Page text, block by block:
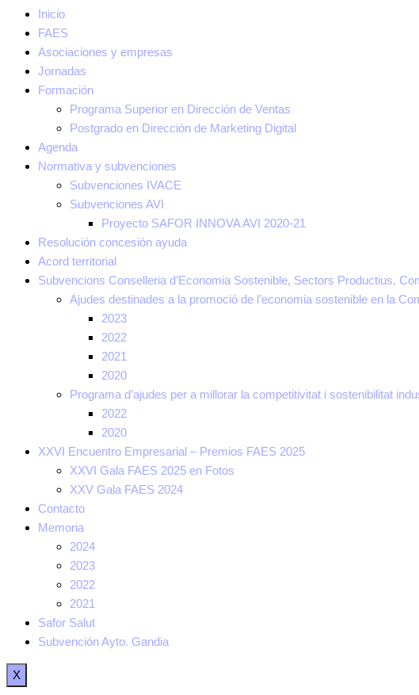
Inicio
FAES
Asociaciones y empresas
Jornadas
Formación
Programa Superior en Dirección de Ventas
Postgrado en Dirección de Marketing Digital
Agenda
Normativa y subvenciones
Subvenciones IVACE
Subvenciones AVI
Proyecto SAFOR INNOVA AVI 2020-21
Resolución concesión ayuda
Acord territorial
Subvencions Conselleria d’Economia Sostenible, Sectors Productius,
Ajudes destinades a la promoció de l’economia sostenible en la
2023
2022
2021
2020
Programa d’ajudes per a millorar la competitivitat i sostenibilitat
2022
2020
XXVI Encuentro Empresarial – Premios FAES 2025
XXVI Gala FAES 2025 en Fotos
XXV Gala FAES 2024
Contacto
Memoria
2024
2023
2022
2021
Safor Salut
Subvención Ayto. Gandia
X